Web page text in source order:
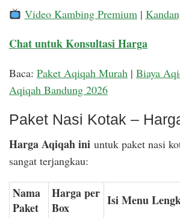
Video Kambing Premium|
Chat untuk Konsultasi Harga
Baca: Paket Aqiqah Murah | Biaya
Aqiqah Bandung 2026
Paket Nasi Kotak –
Harga Aqiqah ini untuk paket nasi
sangat terjangkau:
Nama
Paket
Harga per
Box
Isi Menu